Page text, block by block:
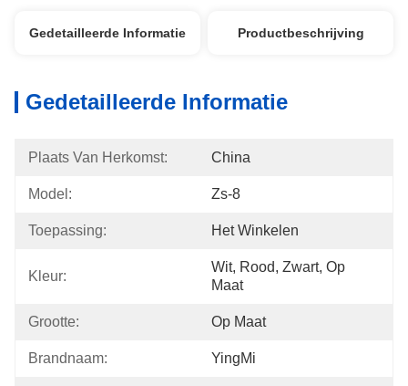
Gedetailleerde Informatie Productbeschrijving
Gedetailleerde Informatie
Plaats Van Herkomst: China
Model: Zs-8
Toepassing: Het Winkelen
Kleur:
Wit, Rood, Zwart, Op
Maat
Grootte: Op Maat
Brandnaam: YingMi